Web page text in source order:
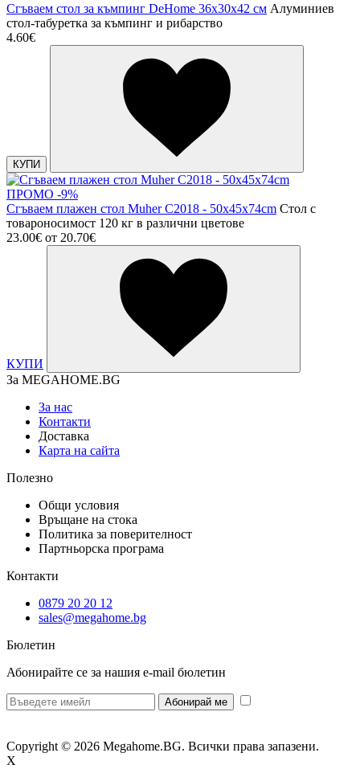
Сгъваем стол за къмпинг DeHome 36х30х42 см Алуминиев
стол-табуретка за къмпинг и рибарство
4.60€
КУПИ
ПРОМО -9%
Сгъваем плажен стол Muher C2018 - 50x45x74cm Стол с
товароносимост 120 кг в различни цветове
23.00€ от 20.70€
КУПИ
За MEGAHOME.BG
За нас
Контакти
Доставка
Карта на сайта
Полезно
Общи условия
Връщане на стока
Политика за поверителност
Партньорска програма
Контакти
0879 20 20 12
sales@megahome.bg
Бюлетин
Абонирайте се за нашия e-mail бюлетин
Copyright © 2026 Megahome.BG. Всички права запазени.
X